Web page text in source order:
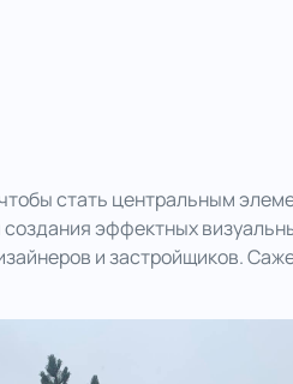
стать центральным
эффектных
и застройщиков.